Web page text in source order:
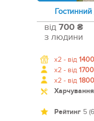
від 700 ₴
з людини
x2 - від 1400
x2 - від 1700
x2 - від 1800
Харчування
Рейтинг 5